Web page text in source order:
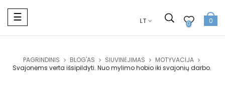
Toggle
navigation
☰ LT 0 0
PAGRINDINIS BLOG'AS SIUVINĖJIMAS
MOTYVACIJA
Svajonėms verta išsipildyti. Nuo mylimo hobio iki svajonių darbo.